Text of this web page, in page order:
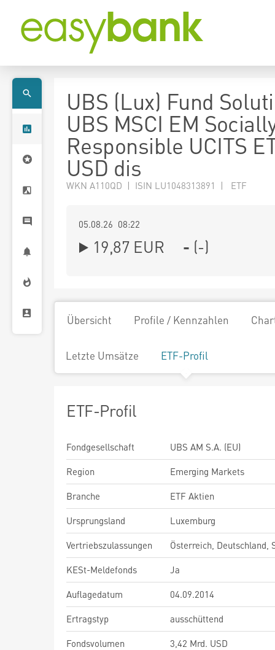
UBS (Lux) Fund
UBS MSCI EM
Responsible UCITS
USD dis
WKN A110QD | ISIN LU1048313891 | ETF
05.08.26 08:22
19,87 EUR - (-)
Übersicht Profile / Kennzahlen
Letzte Umsätze ETF-Profil
ETF-Profil
Fondgesellschaft
UBS AM S.A. (EU)
Region
Emerging Markets
Branche
ETF Aktien
Ursprungsland
Luxemburg
Vertriebszulassungen
Österreich, Deutschland,
KESt-Meldefonds
Ja
Auflagedatum
04.09.2014
Ertragstyp
ausschüttend
Fondsvolumen
3,42 Mrd. USD